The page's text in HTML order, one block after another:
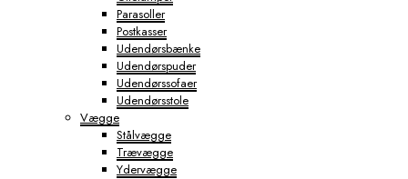
Parasoller
Postkasser
Udendørsbænke
Udendørspuder
Udendørssofaer
Udendørsstole
Vægge
Stålvægge
Trævægge
Ydervægge